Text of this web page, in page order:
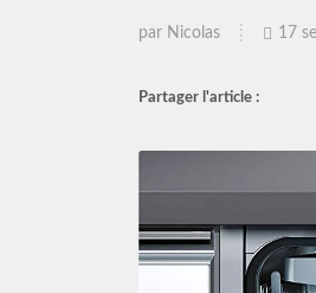
par Nicolas 17
Partager l'article :